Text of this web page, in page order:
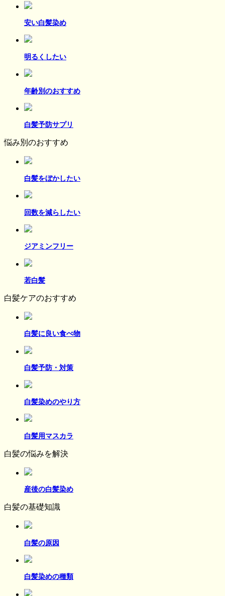
安い白髪染め
明るくしたい
年齢別のおすすめ
白髪予防サプリ
悩み別のおすすめ
白髪をぼかしたい
回数を減らしたい
ジアミンフリー
若白髪
白髪ケアのおすすめ
白髪に良い食べ物
白髪予防・対策
白髪染めのやり方
白髪用マスカラ
白髪の悩みを解決
産後の白髪染め
白髪の基礎知識
白髪の原因
白髪染めの種類